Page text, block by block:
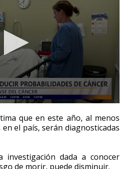
que en este año, al menos
el país, serán diagnosticadas
investigación dada a conocer
de morir, puede disminuir.